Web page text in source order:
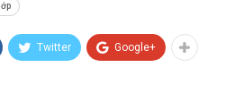
Twitter Google+